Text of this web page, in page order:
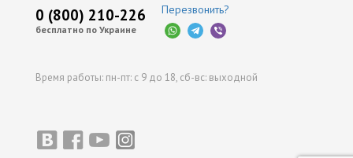
Производитель
Стандартное рабочее давление (бар)
0 (800) 210-226
бесплатно по Украине
Перезвонить?
Время работы: пн-пт: с 9 до 18, сб-вс: выходной